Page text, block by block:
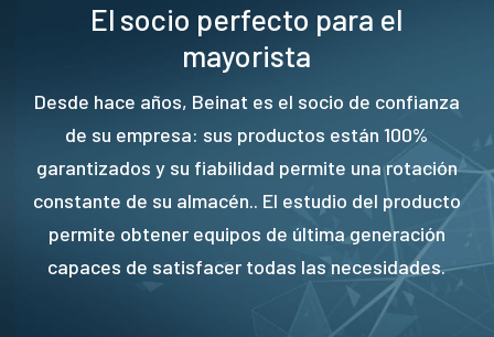
El socio perfecto para el
mayorista
Desde hace años, Beinat es el socio de confianza
de su empresa: sus productos están 100%
garantizados y su fiabilidad permite una rotación
constante de su almacén.. El estudio del producto
permite obtener equipos de última generación
capaces de satisfacer todas las necesidades.